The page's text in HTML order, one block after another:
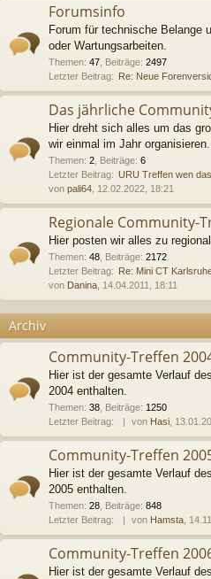
Forumsinfo
Forum für technische Belange
oder Wartungsarbeiten.
Themen: 47 Beiträge: 2497
Letzter Beitrag: Re: Neue
Das jährliche
Hier dreht sich alles um das
wir einmal im Jahr organisieren.
Themen: 2 Beiträge: 6
Letzter Beitrag: URU Treffen wen
von pali64 , 12.02.2022, 18:21
Regionale Community-
Hier posten wir alles zu
Themen: 48 Beiträge: 2172
Letzter Beitrag: Re: Mini CT
von Danina , 14.04.2011, 18:11
Archiv
Community-Treffen
Hier ist der gesamte Verlauf
2004 enthalten.
Themen: 38 Beiträge: 1250
Letzter Beitrag:
von Hasi ,
Community-Treffen
Hier ist der gesamte Verlauf
2005 enthalten.
Themen: 28 Beiträge: 848
Letzter Beitrag:
von Hamsta ,
Community-Treffen
Hier ist der gesamte Verlauf